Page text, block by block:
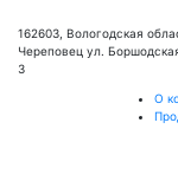
162603, Вологодская
Череповец ул.
3
О